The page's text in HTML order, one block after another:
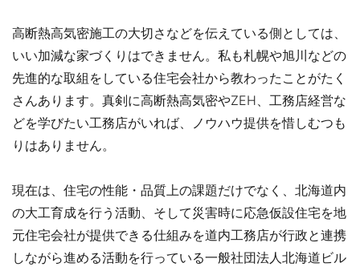
高断熱高気密施工の大切さなどを伝えている側としては、
いい加減な家づくりはできません。私も札幌や旭川などの
先進的な取組をしている住宅会社から教わったことがたく
さんあります。真剣に高断熱高気密やZEH、工務店経営な
どを学びたい工務店がいれば、ノウハウ提供を惜しむつも
りはありません。
現在は、住宅の性能・品質上の課題だけでなく、北海道内
の大工育成を行う活動、そして災害時に応急仮設住宅を地
元住宅会社が提供できる仕組みを道内工務店が行政と連携
しながら進める活動を行っている一般社団法人北海道ビル